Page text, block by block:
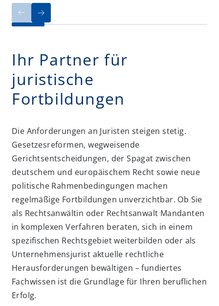
Ihr Partner für
juristische
Fortbildungen
Die Anforderungen an Juristen steigen stetig.
Gesetzesreformen, wegweisende
Gerichtsentscheidungen, der Spagat zwischen
deutschem und europäischem Recht sowie neue
politische Rahmenbedingungen machen
regelmäßige Fortbildungen unverzichtbar. Ob Sie
als Rechtsanwältin oder Rechtsanwalt Mandanten
in komplexen Verfahren beraten, sich in einem
spezifischen Rechtsgebiet weiterbilden oder als
Unternehmensjurist aktuelle rechtliche
Herausforderungen bewältigen – fundiertes
Fachwissen ist die Grundlage für Ihren beruflichen
Erfolg.